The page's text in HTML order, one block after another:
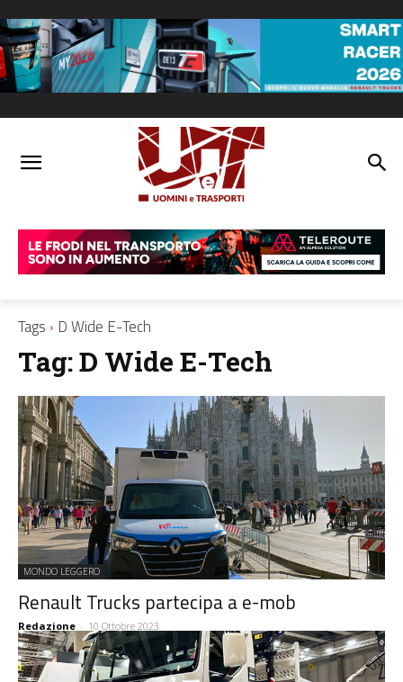
Tags D Wide E-Tech
Tag:D Wide E-Tech
MONDO LEGGERO
Renault Trucks partecipa a e-mob
Redazione - 10 Ottobre 2023